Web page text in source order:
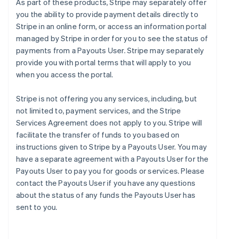
As part of these products, Stripe may separately offer
you the ability to provide payment details directly to
Stripe in an online form, or access an information portal
managed by Stripe in order for you to see the status of
payments from a Payouts User. Stripe may separately
provide you with portal terms that will apply to you
when you access the portal.
Stripe is not offering you any services, including, but
not limited to, payment services, and the Stripe
Services Agreement does not apply to you. Stripe will
facilitate the transfer of funds to you based on
instructions given to Stripe by a Payouts User. You may
have a separate agreement with a Payouts User for the
Payouts User to pay you for goods or services. Please
contact the Payouts User if you have any questions
about the status of any funds the Payouts User has
sent to you.
Indien
Irland
English
Italien
ItalianoEnglish
Kanada
EnglishFrançais
Kroatien
EnglishItaliano
Lettland
Liechtenstein
DeutschEnglish
Litauen
English
Luxemburg